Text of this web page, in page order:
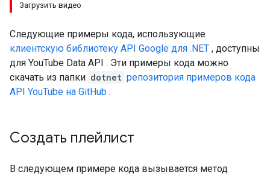
Загрузить видео
Следующие примеры кода, использующие
клиентскую библиотеку API Google для .NET , доступны
для YouTube Data API . Эти примеры кода можно
скачать из папки dotnet репозитория примеров кода
API YouTube на GitHub .
Создать плейлист
В следующем примере кода вызывается метод